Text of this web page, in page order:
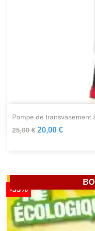
pompe de transvasement
25,00 € 20,00 €
-35%